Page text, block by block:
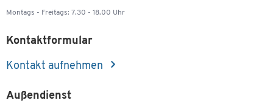
Montags - Freitags: 7.30 - 18.00 Uhr
Kontaktformular
Kontakt aufnehmen
Außendienst